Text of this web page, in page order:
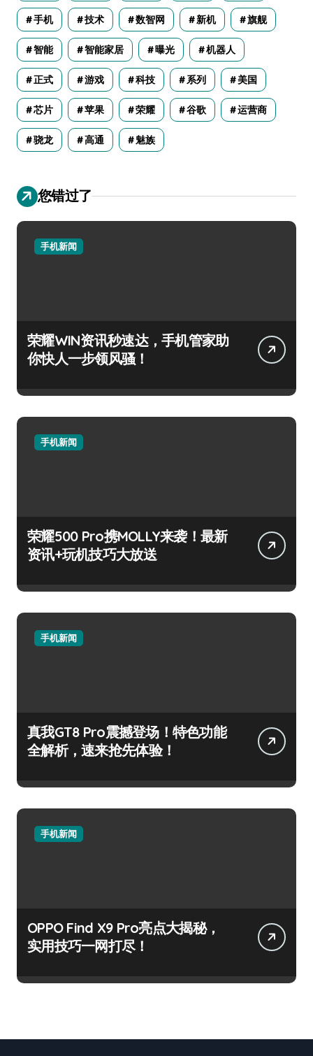
手机 技术 数智网 新机 旗舰
智能 智能家居 曝光 机器人
正式 游戏 科技 系列 美国
芯片 苹果 荣耀 谷歌 运营商
骁龙 高通 魅族
您错过了
手机新闻
荣耀WIN资讯秒速达，手机管家助
你快人一步领风骚！
手机新闻
荣耀500 Pro携MOLLY来袭！最新
资讯+玩机技巧大放送
手机新闻
真我GT8 Pro震撼登场！特色功能
全解析，速来抢先体验！
手机新闻
OPPO Find X9 Pro亮点大揭秘，
实用技巧一网打尽！